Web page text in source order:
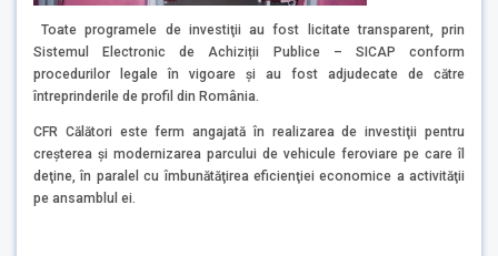
Toate programele de investiţii au fost licitate transparent, prin
Sistemul Electronic de Achiziții Publice – SICAP conform
procedurilor legale în vigoare şi au fost adjudecate de către
întreprinderile de profil din România.
CFR Călători este ferm angajată în realizarea de investiţii pentru
creşterea şi modernizarea parcului de vehicule feroviare pe care îl
deţine, în paralel cu îmbunătăţirea eficienţiei economice a activităţii
pe ansamblul ei.